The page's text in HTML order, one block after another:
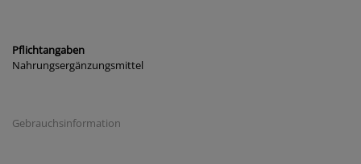
Pflichtangaben
Nahrungsergänzungsmittel
Gebrauchsinformation